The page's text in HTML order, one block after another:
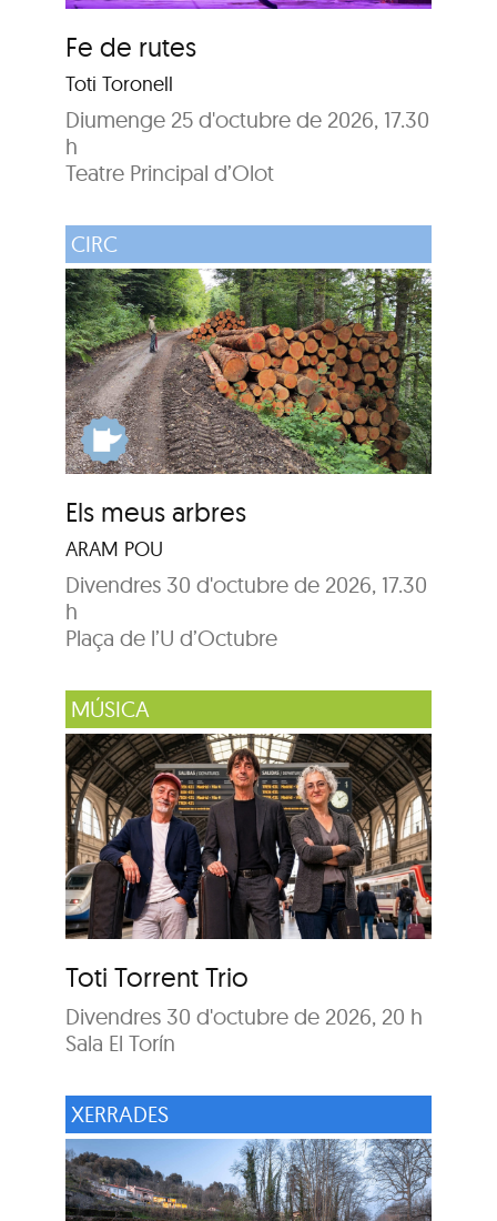
Fe de rutes
Toti Toronell
Diumenge 25 d'octubre de 2026, 17.30
h
Teatre Principal d’Olot
CIRC
Els meus arbres
ARAM POU
Divendres 30 d'octubre de 2026, 17.30
h
Plaça de l’U d’Octubre
MÚSICA
Toti Torrent Trio
Divendres 30 d'octubre de 2026, 20 h
Sala El Torín
XERRADES